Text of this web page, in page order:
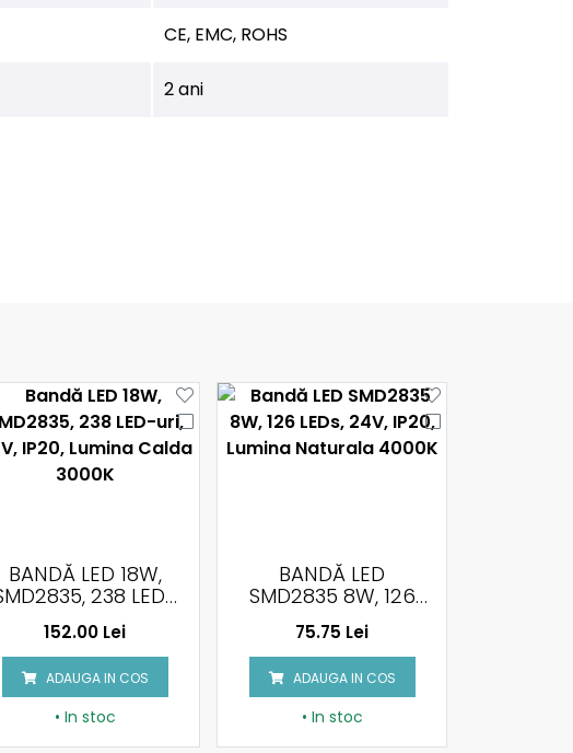
CE, EMC, ROHS
2 ani
BANDĂ LED
SMD2835 8W, 126
LEDS, 24V, IP20,
LUMINA NATURALA
4000K
75.75 Lei
ADAUGA IN COS
• In stoc
BANDĂ LED
SMD2835, 8W, 120
LEDS, 24V, IP20,
LUMINA CALDA
3000K, PCB DUBLU,
10M/ROLA
130.75 Lei
ADAUGA IN COS
• In stoc